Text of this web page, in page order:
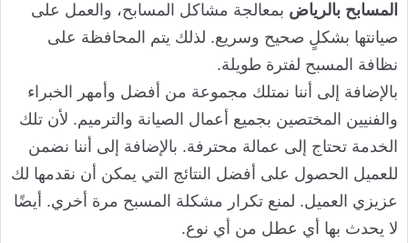
المسابح بالرياض بمعالجة مشاكل المسابح، والعمل على
صيانتها بشكلٍ صحيح وسريع. لذلك يتم المحافظة على
نظافة المسبح لفترة طويلة.
بالإضافة إلى أننا نمتلك مجموعة من أفضل وأمهر الخبراء
والفنيين المختصين بجميع أعمال الصيانة والترميم. لأن تلك
الخدمة تحتاج إلى عمالة محترفة. بالإضافة إلى أننا نضمن
للعميل الحصول على أفضل النتائج التي يمكن أن نقدمها لك
عزيزي العميل. لمنع تكرار مشكلة المسبح مرة أخري. أيضًا
لا يحدث بها أي عطل من أي نوع.